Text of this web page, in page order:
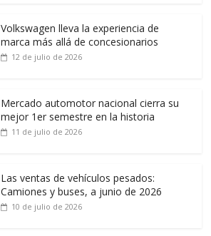
Volkswagen lleva la experiencia de
marca más allá de concesionarios
12 de julio de 2026
Mercado automotor nacional cierra su
mejor 1er semestre en la historia
11 de julio de 2026
Las ventas de vehículos pesados:
Camiones y buses, a junio de 2026
10 de julio de 2026